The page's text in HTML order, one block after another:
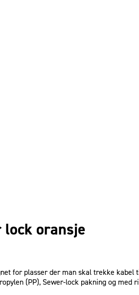
oransje
for plasser der man skal trekke
(PP), Sewer-lock pakning og med